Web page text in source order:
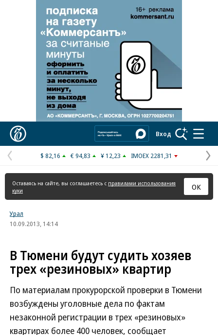
Реклама в «Ъ» www.kommersant.ru/ad
Вход
Предыдущая
страница
$ 82,16 € 94,83 ¥ 12,23 IMOEX 2281,31
Оставаясь на сайте, вы соглашаетесь с правилами использования
куки
ОК
Урал
10.09.2013, 14:14
В Тюмени будут судить хозяев
трех «резиновых» квартир
По материалам прокурорской проверки в Тюмени
возбуждены уголовные дела по фактам
незаконной регистрации в трех «резиновых»
квартирах более 400 человек, сообщает